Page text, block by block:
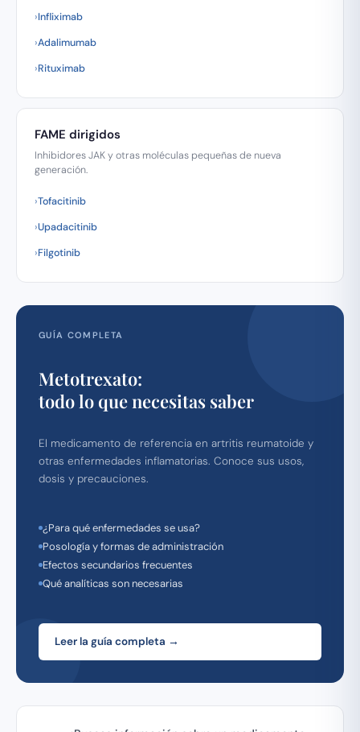
Infliximab
Adalimumab
Rituximab
FAME dirigidos
Inhibidores JAK y otras moléculas pequeñas de nueva
generación.
Tofacitinib
Upadacitinib
Filgotinib
GUÍA COMPLETA
Metotrexato:
todo lo que necesitas saber
El medicamento de referencia en artritis reumatoide y
otras enfermedades inflamatorias. Conoce sus usos,
dosis y precauciones.
¿Para qué enfermedades se usa?
Posología y formas de administración
Efectos secundarios frecuentes
Qué analíticas son necesarias
Leer la guía completa →